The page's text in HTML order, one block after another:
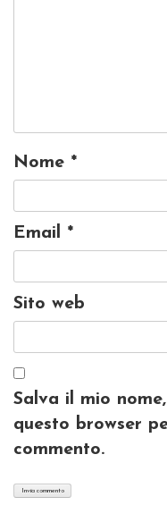
Nome *
Email *
Sito web
Salva il mio
questo browser
commento.